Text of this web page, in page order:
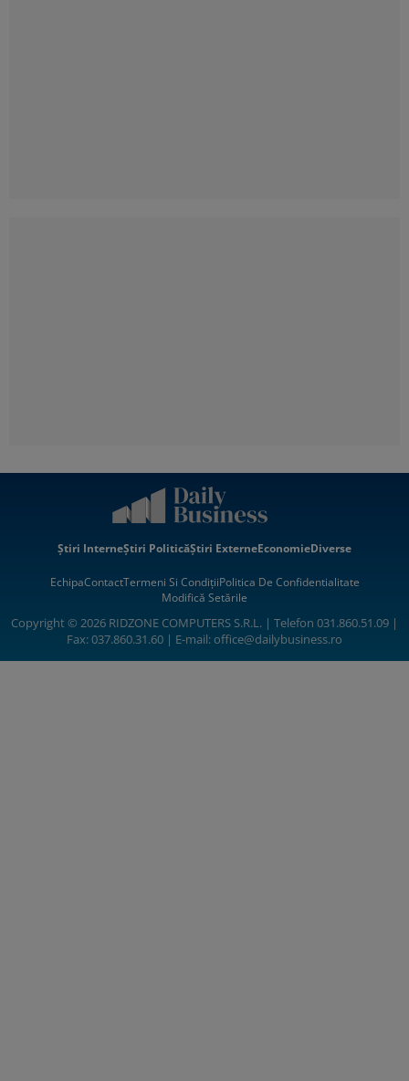
Știri InterneȘtiri PoliticăȘtiri ExterneEconomieDiverse
EchipaContactTermeni Si CondițiiPolitica De Confidentialitate
Modifică Setările
Copyright © 2026 RIDZONE COMPUTERS S.R.L. | Telefon 031.860.51.09 |
Fax: 037.860.31.60 | E-mail:office@dailybusiness.ro